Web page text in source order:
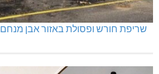
שריפת חורש ופסולת באזור אבן מנחם